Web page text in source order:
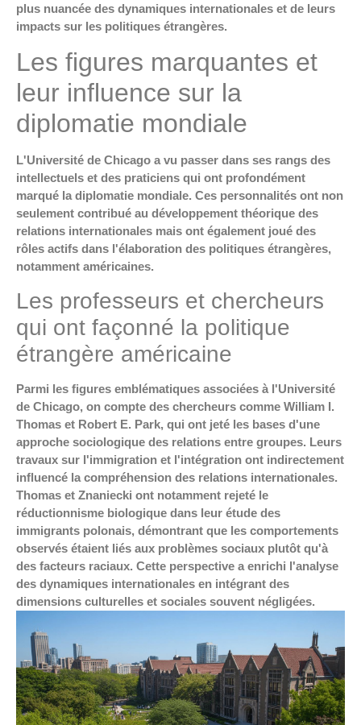
plus nuancée des dynamiques internationales et de leurs
impacts sur les politiques étrangères.
Les figures marquantes et
leur influence sur la
diplomatie mondiale
L'Université de Chicago a vu passer dans ses rangs des
intellectuels et des praticiens qui ont profondément
marqué la diplomatie mondiale. Ces personnalités ont non
seulement contribué au développement théorique des
relations internationales mais ont également joué des
rôles actifs dans l'élaboration des politiques étrangères,
notamment américaines.
Les professeurs et chercheurs
qui ont façonné la politique
étrangère américaine
Parmi les figures emblématiques associées à l'Université
de Chicago, on compte des chercheurs comme William I.
Thomas et Robert E. Park, qui ont jeté les bases d'une
approche sociologique des relations entre groupes. Leurs
travaux sur l'immigration et l'intégration ont indirectement
influencé la compréhension des relations internationales.
Thomas et Znaniecki ont notamment rejeté le
réductionnisme biologique dans leur étude des
immigrants polonais, démontrant que les comportements
observés étaient liés aux problèmes sociaux plutôt qu'à
des facteurs raciaux. Cette perspective a enrichi l'analyse
des dynamiques internationales en intégrant des
dimensions culturelles et sociales souvent négligées.